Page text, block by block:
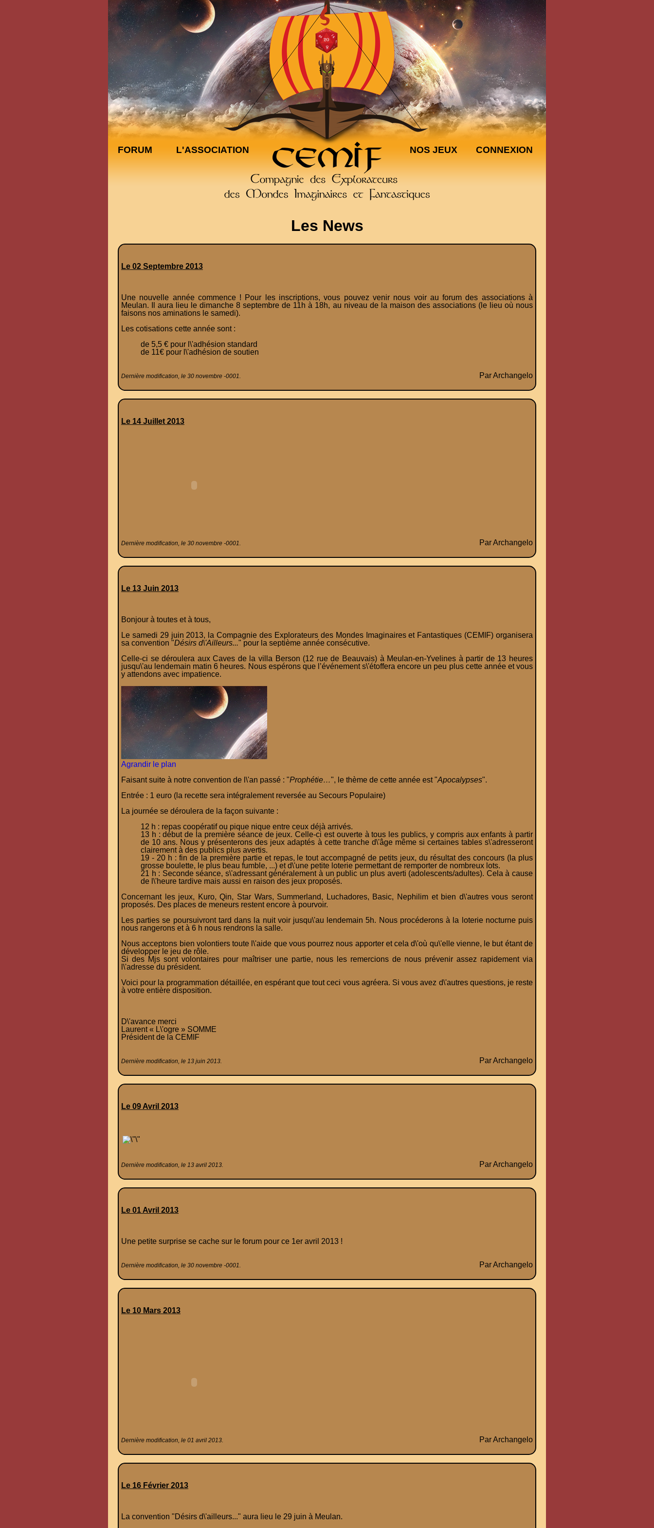
FORUM L'ASSOCIATION NOS JEUX CONNEXION
Les News
Le 02 Septembre 2013
Une nouvelle année commence ! Pour les inscriptions, vous pouvez venir nous voir au forum des associations à
Meulan. Il aura lieu le dimanche 8 septembre de 11h à 18h, au niveau de la maison des associations (le lieu où nous
faisons nos aminations le samedi).
Les cotisations cette année sont :
de 5,5 € pour l\'adhésion standard
de 11€ pour l\'adhésion de soutien
Par Archangelo
Dernière modification, le 30 novembre -0001.
Le 14 Juillet 2013
Par Archangelo
Dernière modification, le 30 novembre -0001.
Le 13 Juin 2013
Bonjour à toutes et à tous,
Le samedi 29 juin 2013, la Compagnie des Explorateurs des Mondes Imaginaires et Fantastiques (CEMIF) organisera
sa convention "Désirs d\'Ailleurs..." pour la septième année consécutive.
Celle-ci se déroulera aux Caves de la villa Berson (12 rue de Beauvais) à Meulan-en-Yvelines à partir de 13 heures
jusqu\'au lendemain matin 6 heures. Nous espérons que l’événement s\'étoffera encore un peu plus cette année et vous
y attendons avec impatience.
Agrandir le plan
Faisant suite à notre convention de l\'an passé : "Prophétie…", le thème de cette année est "Apocalypses".
Entrée : 1 euro (la recette sera intégralement reversée au Secours Populaire)
La journée se déroulera de la façon suivante :
12 h : repas coopératif ou pique nique entre ceux déjà arrivés.
13 h : début de la première séance de jeux. Celle-ci est ouverte à tous les publics, y compris aux enfants à partir
de 10 ans. Nous y présenterons des jeux adaptés à cette tranche d\'âge même si certaines tables s\'adresseront
clairement à des publics plus avertis.
19 - 20 h : fin de la première partie et repas, le tout accompagné de petits jeux, du résultat des concours (la plus
grosse boulette, le plus beau fumble, ...) et d\'une petite loterie permettant de remporter de nombreux lots.
21 h : Seconde séance, s\'adressant généralement à un public un plus averti (adolescents/adultes). Cela à cause
de l\'heure tardive mais aussi en raison des jeux proposés.
Concernant les jeux, Kuro, Qin, Star Wars, Summerland, Luchadores, Basic, Nephilim et bien d\'autres vous seront
proposés. Des places de meneurs restent encore à pourvoir.
Les parties se poursuivront tard dans la nuit voir jusqu\'au lendemain 5h. Nous procéderons à la loterie nocturne puis
nous rangerons et à 6 h nous rendrons la salle.
Nous acceptons bien volontiers toute l\'aide que vous pourrez nous apporter et cela d\'où qu\'elle vienne, le but étant de
développer le jeu de rôle.
Si des Mjs sont volontaires pour maîtriser une partie, nous les remercions de nous prévenir assez rapidement via
l\'adresse du président.
Voici pour la programmation détaillée, en espérant que tout ceci vous agréera. Si vous avez d\'autres questions, je reste
à votre entière disposition.
D\'avance merci
Laurent « L\'ogre » SOMME
Président de la CEMIF
Par Archangelo
Dernière modification, le 13 juin 2013.
Le 09 Avril 2013
Par Archangelo
Dernière modification, le 13 avril 2013.
Le 01 Avril 2013
Une petite surprise se cache sur le forum pour ce 1er avril 2013 !
Par Archangelo
Dernière modification, le 30 novembre -0001.
Le 10 Mars 2013
Par Archangelo
Dernière modification, le 01 avril 2013.
Le 16 Février 2013
La convention "Désirs d\'ailleurs..." aura lieu le 29 juin à Meulan.